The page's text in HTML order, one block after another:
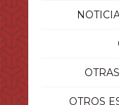
OTROS